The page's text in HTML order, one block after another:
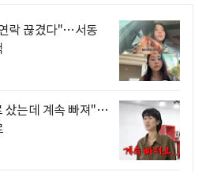
락 끊겼다"…서동
샀는데 계속 빠져"…